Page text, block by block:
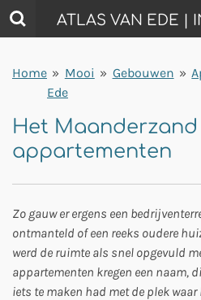
Ga
direct
de
hoofdinhoud
ATLAS VAN EDE |
Home » Mooi
Ede
» Gebouwen »
Het Maanderzand |
appartementen
Zo gauw er ergens een
ontmanteld of een reeks oudere
werd de ruimte als snel opgevuld
appartementen kregen een naam,
iets te maken had met de plek